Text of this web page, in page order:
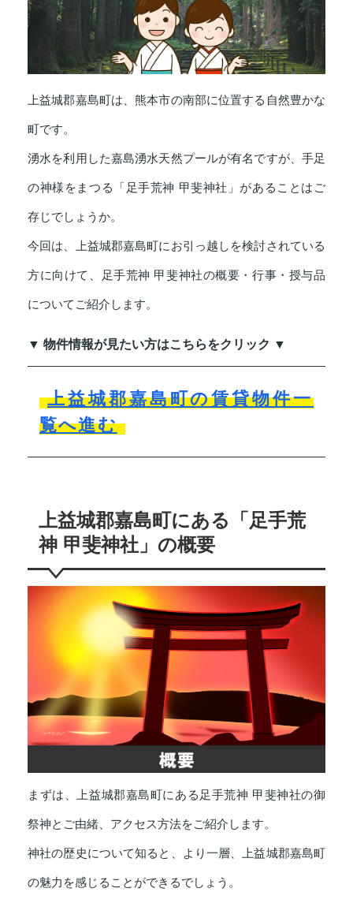
上益城郡嘉島町は、熊本市の南部に位置する自然豊かな
町です。
湧水を利用した嘉島湧水天然プールが有名ですが、手足
の神様をまつる「足手荒神 甲斐神社」があることはご
存じでしょうか。
今回は、上益城郡嘉島町にお引っ越しを検討されている
方に向けて、足手荒神 甲斐神社の概要・行事・授与品
についてご紹介します。
▼ 物件情報が見たい方はこちらをクリック ▼
上益城郡嘉島町の賃貸物件一
覧へ進む
上益城郡嘉島町にある「足手荒
神 甲斐神社」の概要
まずは、上益城郡嘉島町にある足手荒神 甲斐神社の御
祭神とご由緒、アクセス方法をご紹介します。
神社の歴史について知ると、より一層、上益城郡嘉島町
の魅力を感じることができるでしょう。